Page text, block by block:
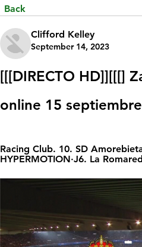
Back
Clifford Kelley
September 14, 2023
[[[DIRECTO HD]][[[]
online 15
Racing Club. 10. SD
HYPERMOTION·J6. La